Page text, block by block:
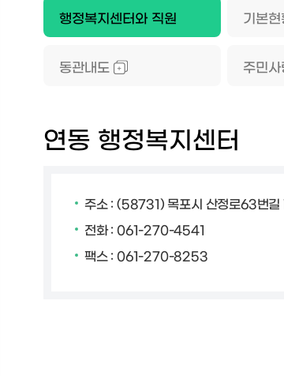
행정복지센터와 직원 기본현
동관내도 주민사
연동 행정복지센터
주소 : (58731) 목포시 산정로63번길
전화 : 061-270-4541
팩스 : 061-270-8253